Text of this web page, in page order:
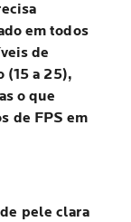
em todos
de
(15 a 25),
o que
de FPS em
pele clara